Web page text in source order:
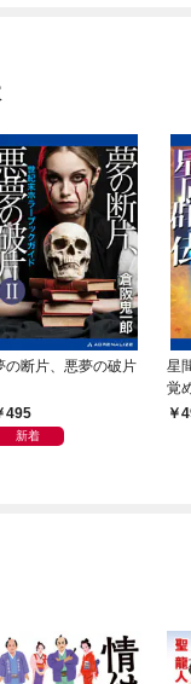
の断片、悪夢の破片
495
新着
星
覚